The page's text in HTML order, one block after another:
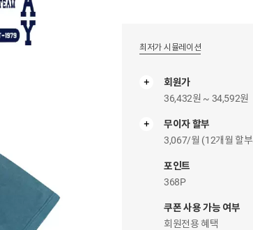
최저가 시뮬레이션
회원가
36,432원 ~ 34,592원
무
무이자 할부
3,067/월 (12개월 할
포인트
368P
쿠폰 사용 가능 여부
회원전용 혜택